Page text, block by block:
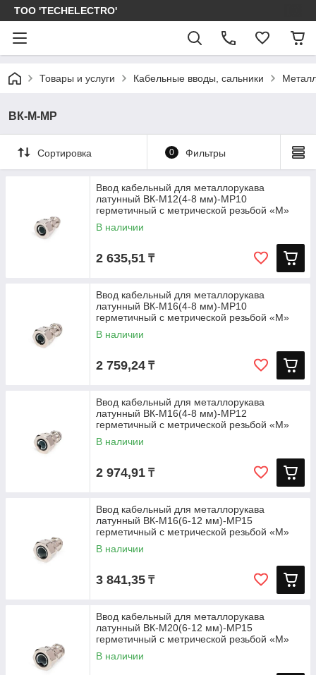
ТОО 'TECHELECTRO'
Товары и услуги Кабельные вводы, сальники
ВК-М-МР
Сортировка 0 Фильтры
Ввод кабельный для металлорукава
латунный ВК-М12(4-8 мм)-МР10
герметичный с метрической резьбой «M»
В наличии
2 635,51 ₸
Ввод кабельный для металлорукава
латунный ВК-М16(4-8 мм)-МР10
герметичный с метрической резьбой «M»
В наличии
2 759,24 ₸
Ввод кабельный для металлорукава
латунный ВК-М16(4-8 мм)-МР12
герметичный с метрической резьбой «M»
В наличии
2 974,91 ₸
Ввод кабельный для металлорукава
латунный ВК-М16(6-12 мм)-МР15
герметичный с метрической резьбой «M»
В наличии
3 841,35 ₸
Ввод кабельный для металлорукава
латунный ВК-М20(6-12 мм)-МР15
герметичный с метрической резьбой «M»
В наличии